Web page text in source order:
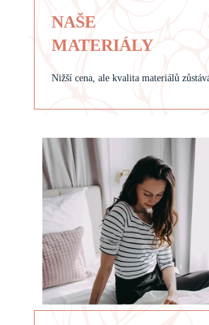
NAŠE
MATERIÁLY
Nižší cena, ale kvalita materiálů